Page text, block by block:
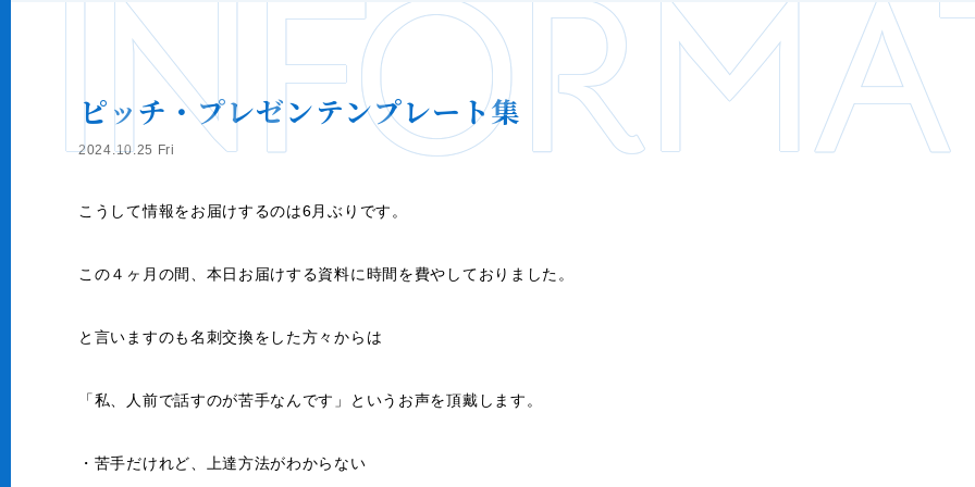
ピッチ・プレゼンテンプレート集
2024.10.25 Fri
こうして情報をお届けするのは6月ぶりです。
この４ヶ月の間、本日お届けする資料に時間を費やしておりました。
と言いますのも名刺交換をした方々からは
「私、人前で話すのが苦手なんです」というお声を頂戴します。
・苦手だけれど、上達方法がわからない